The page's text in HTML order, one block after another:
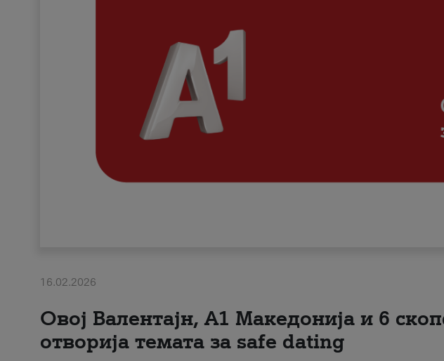
16.02.2026
Овој Валентајн, A1 Македонија и 6
отворија темата за safe dating